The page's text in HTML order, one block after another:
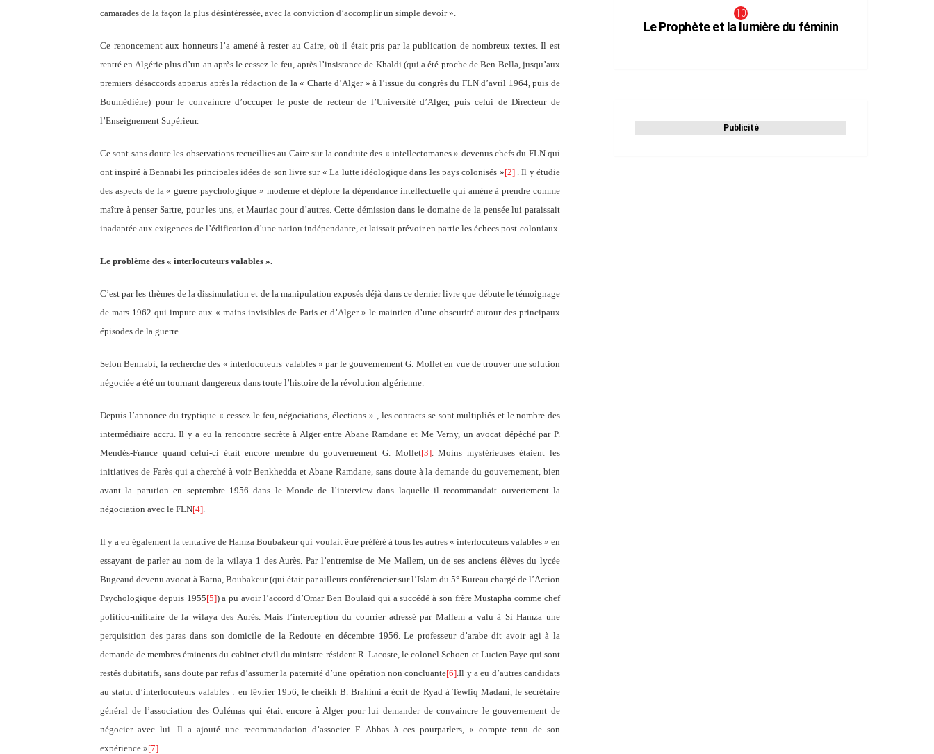
camarades de la façon la plus désintéressée, avec la conviction d’accomplir un simple devoir ».
Ce renoncement aux honneurs l’a amené à rester au Caire, où il était pris par la publication de nombreux textes. Il est
rentré en Algérie plus d’un an après le cessez-le-feu, après l’insistance de Khaldi (qui a été proche de Ben Bella, jusqu’aux
premiers désaccords apparus après la rédaction de la « Charte d’Alger » à l’issue du congrès du FLN d’avril 1964, puis de
Boumédiène) pour le convaincre d’occuper le poste de recteur de l’Université d’Alger, puis celui de Directeur de
l’Enseignement Supérieur.
Ce sont sans doute les observations recueillies au Caire sur la conduite des « intellectomanes » devenus chefs du FLN qui
ont inspiré à Bennabi les principales idées de son livre sur « La lutte idéologique dans les pays colonisés »[2]. Il y étudie
des aspects de la « guerre psychologique » moderne et déplore la dépendance intellectuelle qui amène à prendre comme
maître à penser Sartre, pour les uns, et Mauriac pour d’autres. Cette démission dans le domaine de la pensée lui paraissait
inadaptée aux exigences de l’édification d’une nation indépendante, et laissait prévoir en partie les échecs post-coloniaux.
Le problème des « interlocuteurs valables ».
C’est par les thèmes de la dissimulation et de la manipulation exposés déjà dans ce dernier livre que débute le témoignage
de mars 1962 qui impute aux « mains invisibles de Paris et d’Alger » le maintien d’une obscurité autour des principaux
épisodes de la guerre.
Selon Bennabi, la recherche des « interlocuteurs valables » par le gouvernement G. Mollet en vue de trouver une solution
négociée a été un tournant dangereux dans toute l’histoire de la révolution algérienne.
Depuis l’annonce du tryptique-« cessez-le-feu, négociations, élections »-, les contacts se sont multipliés et le nombre des
intermédiaire accru. Il y a eu la rencontre secrète à Alger entre Abane Ramdane et Me Verny, un avocat dépêché par P.
Mendès-France quand celui-ci était encore membre du gouvernement G. Mollet[3]. Moins mystérieuses étaient les
initiatives de Farès qui a cherché à voir Benkhedda et Abane Ramdane, sans doute à la demande du gouvernement, bien
avant la parution en septembre 1956 dans le Monde de l’interview dans laquelle il recommandait ouvertement la
négociation avec le FLN[4].
Il y a eu également la tentative de Hamza Boubakeur qui voulait être préféré à tous les autres « interlocuteurs valables » en
essayant de parler au nom de la wilaya 1 des Aurès. Par l’entremise de Me Mallem, un de ses anciens élèves du lycée
Bugeaud devenu avocat à Batna, Boubakeur (qui était par ailleurs conférencier sur l’Islam du 5° Bureau chargé de l’Action
Psychologique depuis 1955[5]) a pu avoir l’accord d’Omar Ben Boulaïd qui a succédé à son frère Mustapha comme chef
politico-militaire de la wilaya des Aurès. Mais l’interception du courrier adressé par Mallem a valu à Si Hamza une
perquisition des paras dans son domicile de la Redoute en décembre 1956. Le professeur d’arabe dit avoir agi à la
demande de membres éminents du cabinet civil du ministre-résident R. Lacoste, le colonel Schoen et Lucien Paye qui sont
restés dubitatifs, sans doute par refus d’assumer la paternité d’une opération non concluante[6].Il y a eu d’autres candidats
au statut d’interlocuteurs valables : en février 1956, le cheikh B. Brahimi a écrit de Ryad à Tewfiq Madani, le secrétaire
général de l’association des Oulémas qui était encore à Alger pour lui demander de convaincre le gouvernement de
négocier avec lui. Il a ajouté une recommandation d’associer F. Abbas à ces pourparlers, « compte tenu de son
expérience »[7].
Le Prophète et la lumière du féminin
Publicité